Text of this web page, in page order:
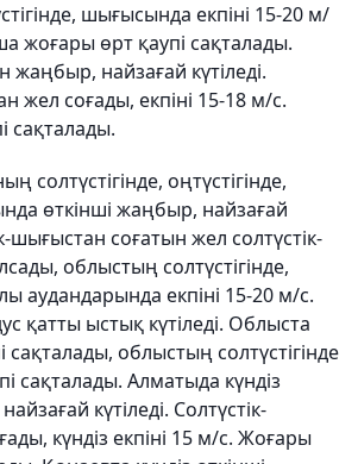
шығысында екпіні 15-20 м/
жоғары өрт қаупі сақталады.
жаңбыр, найзағай күтіледі.
жел соғады, екпіні 15-18 м/с.
сақталады.
солтүстігінде, оңтүстігінде,
өткінші жаңбыр, найзағай
шығыстан соғатын жел солтүстік-
облыстың солтүстігінде,
аудандарында екпіні 15-20 м/с.
қатты ыстық күтіледі. Облыста
облыстың солтүстігінде
сақталады. Алматыда күндіз
күтіледі. Солтүстік-
күндіз екпіні 15 м/с. Жоғары